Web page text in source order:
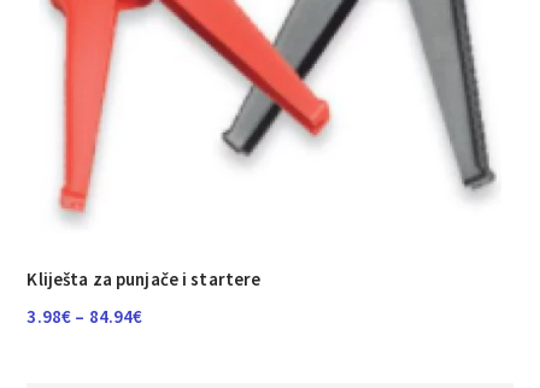
Kliješta za punjače i startere
3.98€ – 84.94€Raspon